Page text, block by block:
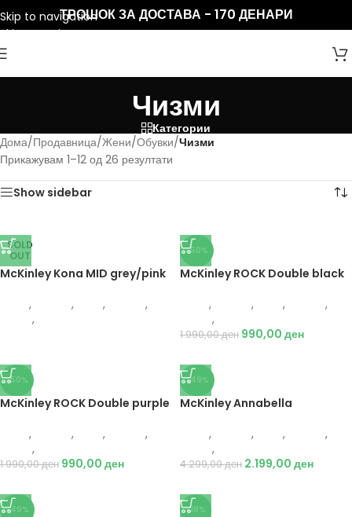
Skip to navigation
Skip to main content
ТРОШОК ЗА ДОСТАВА - 170 ДЕНАРИ
Чизми
Категории
Дома/Продавница/Жени/Обувки/Чизми
Прикажувам 1–12 од 26 резултати
Show sidebar
SOLD
OUT
McKinley Kona MID grey/pink
, , ,
,
,
-50%
McKinley ROCK Double black
, , ,
,
,
1.990,00ден 990,00 ден
-50%
McKinley ROCK Double purple
, , ,
,
,
1.990,00ден 990,00 ден
-49%
McKinley Annabella
, , ,
,
,
4.299,00ден 2.199,00 ден
-49% -18%